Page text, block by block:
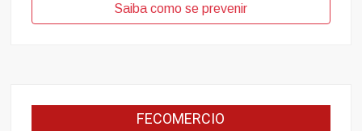
Saiba como se prevenir
FECOMERCIO